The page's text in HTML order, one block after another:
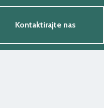
Kontaktirajte nas